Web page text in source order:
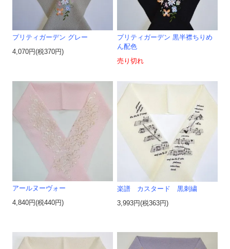
プリティガーデン グレー
4,070円(税370円)
プリティガーデン 黒半襟ちりめ
ん配色
売り切れ
アールヌーヴォー
4,840円(税440円)
楽譜 カスタード 黒刺繍
3,993円(税363円)